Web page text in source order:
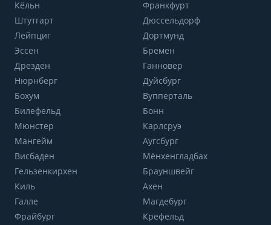
Кёльн
Франкфурт
Штутгарт
Дюссельдорф
Лейпциг
Дортмунд
Эссен
Бремен
Дрезден
Ганновер
Нюрнберг
Дуйсбург
Бохум
Вупперталь
Билефельд
Бонн
Мюнстер
Карлсруэ
Мангейм
Аугсбург
Висбаден
Мёнхенгладбах
Гельзенкирхен
Брауншвейг
Киль
Ахен
Галле
Магдебург
Фрайбург
Крефельд